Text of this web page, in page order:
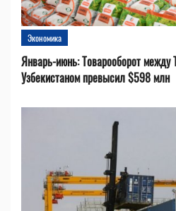
Экономика
Январь-июнь: Товарооборот между
Узбекистаном превысил $598 млн